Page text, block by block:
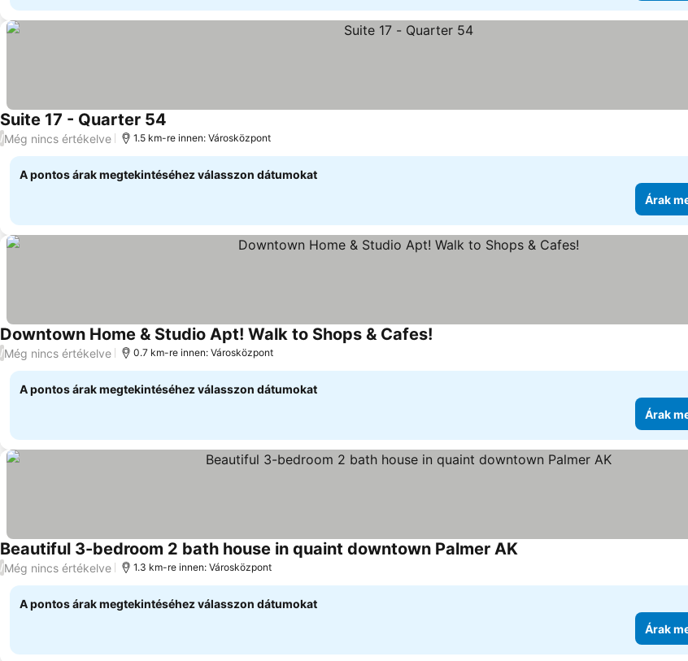
Suite 17 - Quarter 54
/Még nincs értékelve 1.5 km-re innen: Városközpont
A pontos árak megtekintéséhez válasszon dátumokat
Árak
Downtown Home & Studio Apt! Walk to Shops & Cafes!
/Még nincs értékelve 0.7 km-re innen: Városközpont
A pontos árak megtekintéséhez válasszon dátumokat
Árak
Beautiful 3-bedroom 2 bath house in quaint downtown Palmer AK
/Még nincs értékelve 1.3 km-re innen: Városközpont
A pontos árak megtekintéséhez válasszon dátumokat
Árak